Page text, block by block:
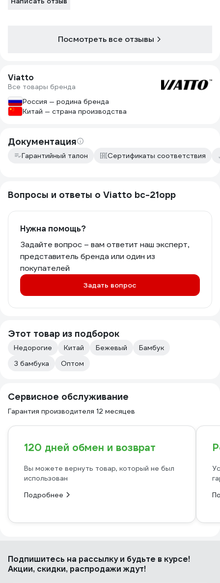
Посмотреть все отзывы
Viatto
Все товары бренда
Россия — родина бренда
Китай — страна производства
Документация
Гарантийный талон Сертификаты соответствия
Вопросы и ответы о Viatto bc-21opp
Нужна помощь?
Задайте вопрос – вам ответит наш эксперт,
представитель бренда или один из
покупателей
Задать вопрос
Этот товар из подборок
Недорогие Китай Бежевый
Бамбук
З бамбука
Оптом
Сервисное обслуживание
Гарантия производителя 12 месяцев
120 дней обмен и возврат
Вы можете вернуть товар, который не был
использован
Подробнее
Подпишитесь на рассылкуи будьте в курсе!
Акции, скидки, распродажи ждут!